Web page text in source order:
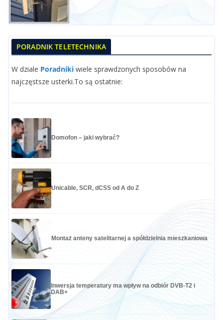
PORADNIK TELETECHNIKA
W dziale Poradniki wiele sprawdzonych sposobów na
najczęstsze usterki.To są ostatnie:
Domofon – jaki wybrać?
Unicable, SCR, dCSS od A do Z
Montaż anteny satelitarnej a spółdzielnia mieszkaniowa
Inwersja temperatury ma wpływ na odbiór DVB-T2 i
DAB+